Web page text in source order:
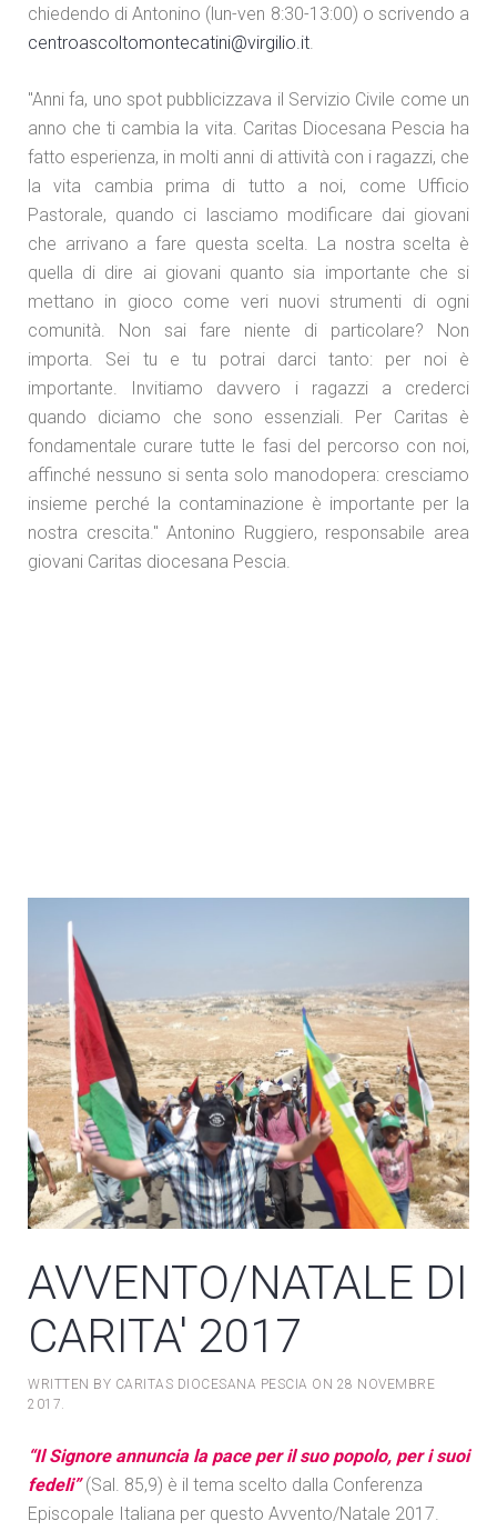
chiedendo di Antonino (lun-ven 8:30-13:00) o scrivendo a
centroascoltomontecatini@virgilio.it
"Anni fa, uno spot pubblicizzava il Servizio Civile come un
anno che ti cambia la vita. Caritas Diocesana Pescia ha
fatto esperienza, in molti anni di attività con i ragazzi, che
la vita cambia prima di tutto a noi, come Ufficio
Pastorale, quando ci lasciamo modificare dai giovani
che arrivano a fare questa scelta. La nostra scelta è
quella di dire ai giovani quanto sia importante che si
mettano in gioco come veri nuovi strumenti di ogni
comunità. Non sai fare niente di particolare? Non
importa. Sei tu e tu potrai darci tanto: per noi è
importante. Invitiamo davvero i ragazzi a crederci
quando diciamo che sono essenziali. Per Caritas è
fondamentale curare tutte le fasi del percorso con noi,
affinché nessuno si senta solo manodopera: cresciamo
insieme perché la contaminazione è importante per la
nostra crescita." Antonino Ruggiero, responsabile area
giovani Caritas diocesana Pescia.
AVVENTO/NATALE DI
CARITA' 2017
WRITTEN BY CARITAS DIOCESANA PESCIA ON 28 NOVEMBRE
2017.
“Il Signore annuncia la pace per il suo popolo, per i suoi
fedeli”(Sal. 85,9) è il tema scelto dalla Conferenza
Episcopale Italiana per questo Avvento/Natale 2017.